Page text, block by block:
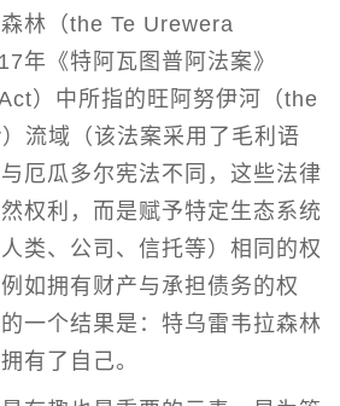
林（the Te Urewera
年《特阿瓦图普阿法案》
）中所指的旺阿努伊河（the
流域（该法案采用了毛利语
厄瓜多尔宪法不同，这些法律
权利，而是赋予特定生态系统
类、公司、信托等）相同的权
如拥有财产与承担债务的权
一个结果是：特乌雷韦拉森林
有了自己。